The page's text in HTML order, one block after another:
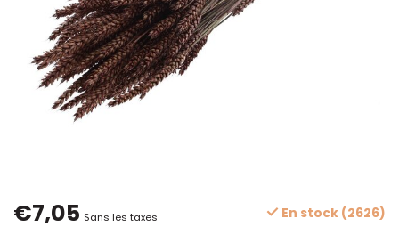
€7,05 Sans les taxes En stock (2626)